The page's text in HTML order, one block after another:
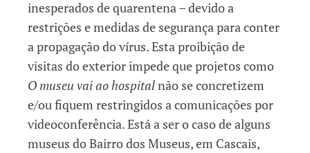
inesperados de quarentena – devido a
restrições e medidas de segurança para conter
a propagação do vírus. Esta proibição de
visitas do exterior impede que projetos como
O museu vai ao hospitalnão se concretizem
e/ou fiquem restringidos a comunicações por
videoconferência. Está a ser o caso de alguns
museus do Bairro dos Museus, em Cascais,